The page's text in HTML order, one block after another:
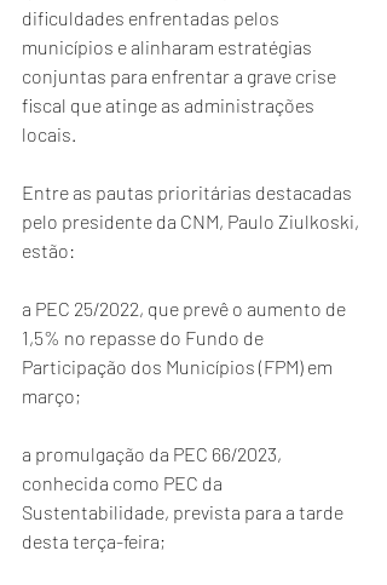
dificuldades enfrentadas pelos
municípios e alinharam estratégias
conjuntas para enfrentar a grave crise
fiscal que atinge as administrações
locais.
Entre as pautas prioritárias destacadas
pelo presidente da CNM, Paulo Ziulkoski,
estão:
a PEC 25/2022, que prevê o aumento de
1,5% no repasse do Fundo de
Participação dos Municípios (FPM) em
março;
a promulgação da PEC 66/2023,
conhecida como PEC da
Sustentabilidade, prevista para a tarde
desta terça-feira;